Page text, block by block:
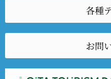
各種
お問